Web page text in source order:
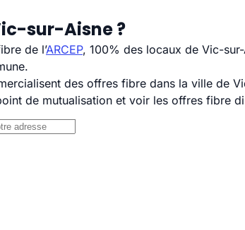
sur-Aisne ?
de l’ARCEP, 100% des locaux de Vic-
des offres fibre dans la ville de
de mutualisation et voir les offres fibre